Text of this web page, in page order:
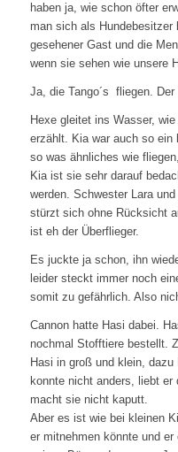
haben ja, wie schon öfter
man sich als
gesehener Gast und die
wenn sie sehen wie unsere
Ja, die Tango´s fliegen. Der
Hexe gleitet ins Wasser,
erzählt. Kia war auch so
so was ähnliches wie
Kia ist sie sehr darauf
werden. Schwester Lara
stürzt sich ohne Rücksicht
ist eh der Überflieger.
Es juckte ja schon, ihn
leider steckt immer noch
somit zu gefährlich. Also
Cannon hatte Hasi dabei.
nochmal Stofftiere bestellt.
Hasi in groß und klein,
konnte nicht anders, liebt
macht sie nicht kaputt.
Aber es ist wie bei kleinen
er mitnehmen könnte und